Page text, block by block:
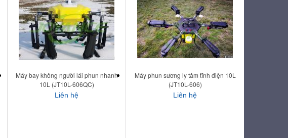
Máy bay không người lái phun nhanh
10L (JT10L-606QC)
Liên hệ
Máy phun sương ly tâm tĩnh điện 10L
(JT10L-606)
Liên hệ